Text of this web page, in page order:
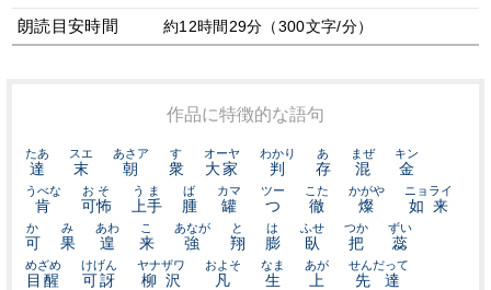
朗読目安時間 約12時間29分（300文字/分）
作品に特徴的な語句
達
たあ
末
スエ
朝
あさア
衆
す
大家
オーヤ
判
わかり
存
あ
混
まぜ
金
キン
肯
うべな
可怖
おそ
上手
うま
腫
ば
罐
カマ
つ
ツー
徹
こた
燦
かがや
如来
ニョライ
可
か
果
み
遑
あわ
来
こ
強
あなが
翔
と
膨
は
臥
ふせ
把
つか
蕊
ずい
目醒
めざめ
可訝
けげん
柳沢
ヤナザワ
凡
およそ
生
なま
上
あが
先達
せんだって